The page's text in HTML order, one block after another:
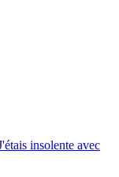
insolente avec